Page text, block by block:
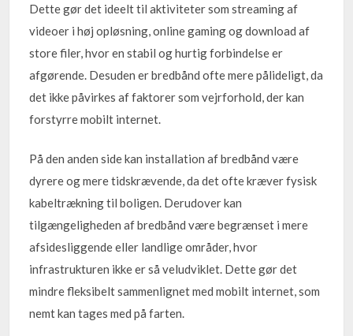
Dette gør det ideelt til aktiviteter som streaming af
videoer i høj opløsning, online gaming og download af
store filer, hvor en stabil og hurtig forbindelse er
afgørende. Desuden er bredbånd ofte mere pålideligt, da
det ikke påvirkes af faktorer som vejrforhold, der kan
forstyrre mobilt internet.
På den anden side kan installation af bredbånd være
dyrere og mere tidskrævende, da det ofte kræver fysisk
kabeltrækning til boligen. Derudover kan
tilgængeligheden af bredbånd være begrænset i mere
afsidesliggende eller landlige områder, hvor
infrastrukturen ikke er så veludviklet. Dette gør det
mindre fleksibelt sammenlignet med mobilt internet, som
nemt kan tages med på farten.